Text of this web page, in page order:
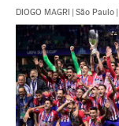
DIOGO MAGRI São Paulo